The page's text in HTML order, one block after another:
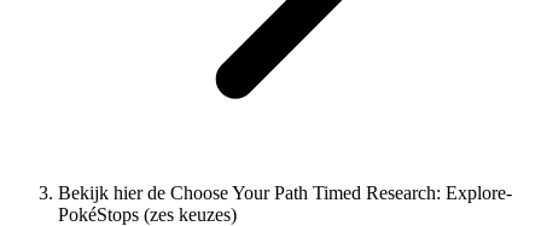
Bekijk hier de Choose Your Path Timed Research: Explore-
PokéStops (zes keuzes)